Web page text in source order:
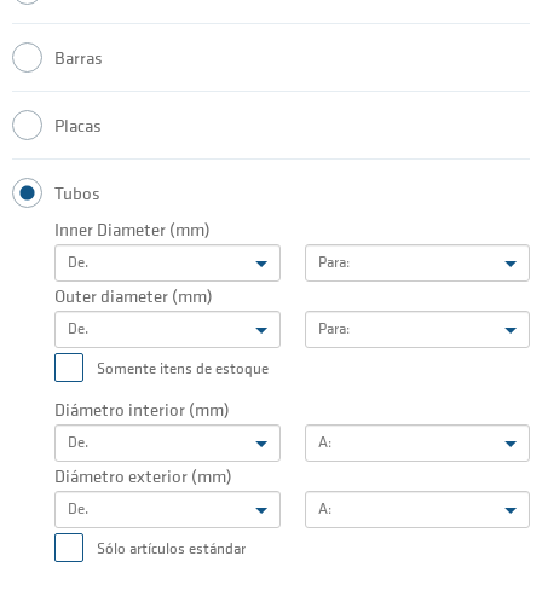
Barras
Placas
Tubos
Inner Diameter (mm)
De. Para:
Outer diameter (mm)
De. Para:
Somente itens de estoque
Diámetro interior (mm)
De. A:
Diámetro exterior (mm)
De. A:
Sólo artículos estándar